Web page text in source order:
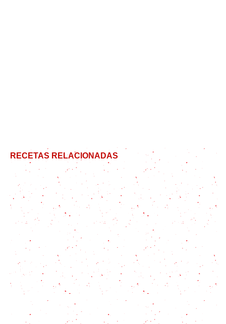
RECETAS RELACIONADAS
Cómo hacer unos ricos y fáciles muslos de pollo al
horno
Pavo al Horno: Todos los secretos para que quede
jugoso y tierno
Pollo en salsa de almendras casero: la receta de la
abuela
Paella de Pollo: Receta tradicional con trucos,
secretos y el socarrat perfecto